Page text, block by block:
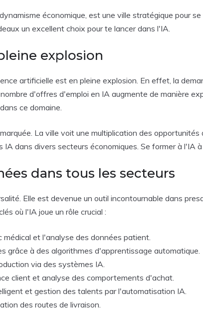
économique, est une ville stratégique pour
un excellent choix pour te lancer dans l'IA.
explosion
artificielle est en pleine explosion. En effet, la
d'offres d'emploi en IA augmente de manière
ce domaine.
La ville voit une multiplication des
dans divers secteurs économiques. Se former à
dans tous les secteurs
Elle est devenue un outil incontournable dans
où l'IA joue un rôle crucial :
et l'analyse des données patient.
grâce à des algorithmes d'apprentissage automatique.
via des systèmes IA.
client et analyse des comportements d'achat.
et gestion des talents par l'automatisation IA.
des routes de livraison.